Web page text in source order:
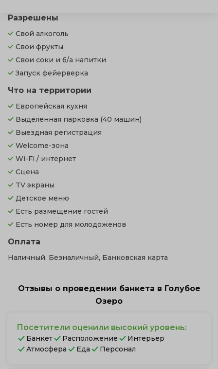
Разрешены
Свой алкоголь
Свои фрукты
Свои соки и б/а напитки
Запуск фейерверка
Что на территории
Европейская кухня
Выделенная парковка (40 машин)
Выездная регистрация
Welcome-зона
Wi-Fi / интернет
Сцена
TV экраны
Детское меню
Есть размещение гостей
Есть номер для молодоженов
Оплата
Наличный, Безналичный, Банковская карта
Отзывы о проведении банкета в Голубое
Озеро
Посетители оценили высокий уровень:
Банкет Расположение
Интерьер
Атмосфера
Еда Персонал